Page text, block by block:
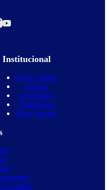
Institucional
Quem Somos
Equipe
Novidades
Promoções
Blog Wizard